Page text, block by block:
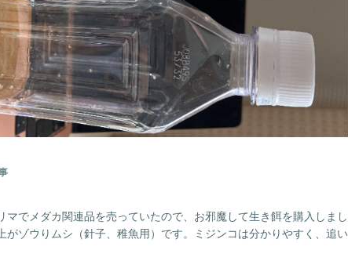
でメダカ関連品を売っていたので、お邪魔して生き餌を購入しまし
ゾウりムシ（針子、稚魚用）です。ミジンコは分かりやすく、追い